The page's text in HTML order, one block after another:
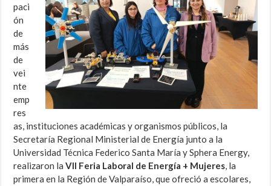
paci
ón
de
más
de
vei
nte
emp
res
as, instituciones académicas y organismos públicos, la
Secretaría Regional Ministerial de Energía junto a la
Universidad Técnica Federico Santa María y Sphera Energy,
realizaron laVII Feria Laboral de Energía + Mujeres, la
primera en la Región de Valparaíso, que ofreció a escolares,